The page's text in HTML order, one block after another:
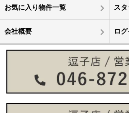
お気に入り物件一覧 ス
会社概要 ロ